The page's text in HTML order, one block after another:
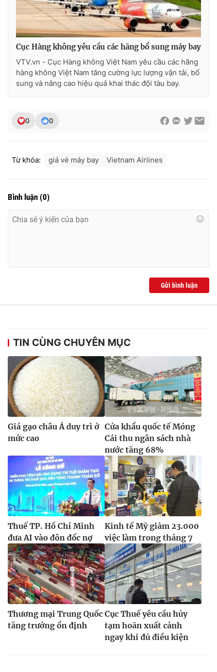
THỜI BÁO VTV
Cơ quan chủ quản:
cấp ngày 29/12/2023
Nguyễn Trọng Ninh
Ðiện thoại Thời báo VTV:024.66 897 897
® Cấm sao chép dưới mọi hình thức nếu không có sự chấp
thuận bằng văn bản. Ghi rõ nguồn VTV.vn khi phát hành lại
thông tin từ website này.
Cục Hàng không yêu cầu các hãng bổ sung máy bay
VTV.vn - Cục Hàng không Việt Nam yêu cầu các hãng
hàng không Việt Nam tăng cường lực lượng vận tải, bổ
sung và nâng cao hiệu quả khai thác đội tàu bay.
0 0
Từ khóa: giá vé máy bay Vietnam Airlines
Bình luận (0)
Gửi bình luận
TIN CÙNG CHUYÊN MỤC
Giá gạo châu Á duy trì ở
mức cao
Cửa khẩu quốc tế Móng
Cái thu ngân sách nhà
nước tăng 68%
Thuế TP. Hồ Chí Minh
đưa AI vào đôn đốc nợ
Kinh tế Mỹ giảm 23.000
việc làm trong tháng 7
Thương mại Trung Quốc
tăng trưởng ổn định
Cục Thuế yêu cầu hủy
tạm hoãn xuất cảnh
ngay khi đủ điều kiện